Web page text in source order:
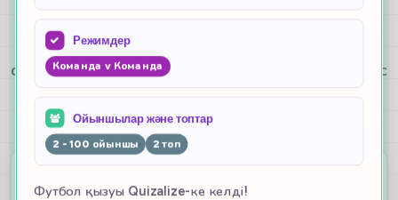
Әр бағалауды классикалық викторина ретінде
ұсыныңыз немесе оны браузерге негізделген
сынып ойындары жинағымыз арқылы ұмытылмас
қосымша жабдықтың қажеті жоқ.
Ойындар
Режимдер
Команда v Команда
Ойыншылар және топтар
2 - 100 ойыншы 2 топ
Футбол қызуы Quizalize-ке келді!